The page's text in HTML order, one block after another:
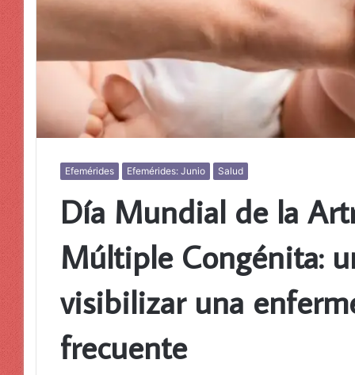
Efemérides Efemérides: Junio Salud
Día Mundial de la
Múltiple Congénita:
visibilizar una
frecuente